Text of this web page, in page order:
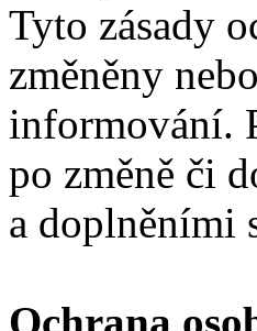
Tyto zásady
změněny
informování.
po změně či
a doplněními